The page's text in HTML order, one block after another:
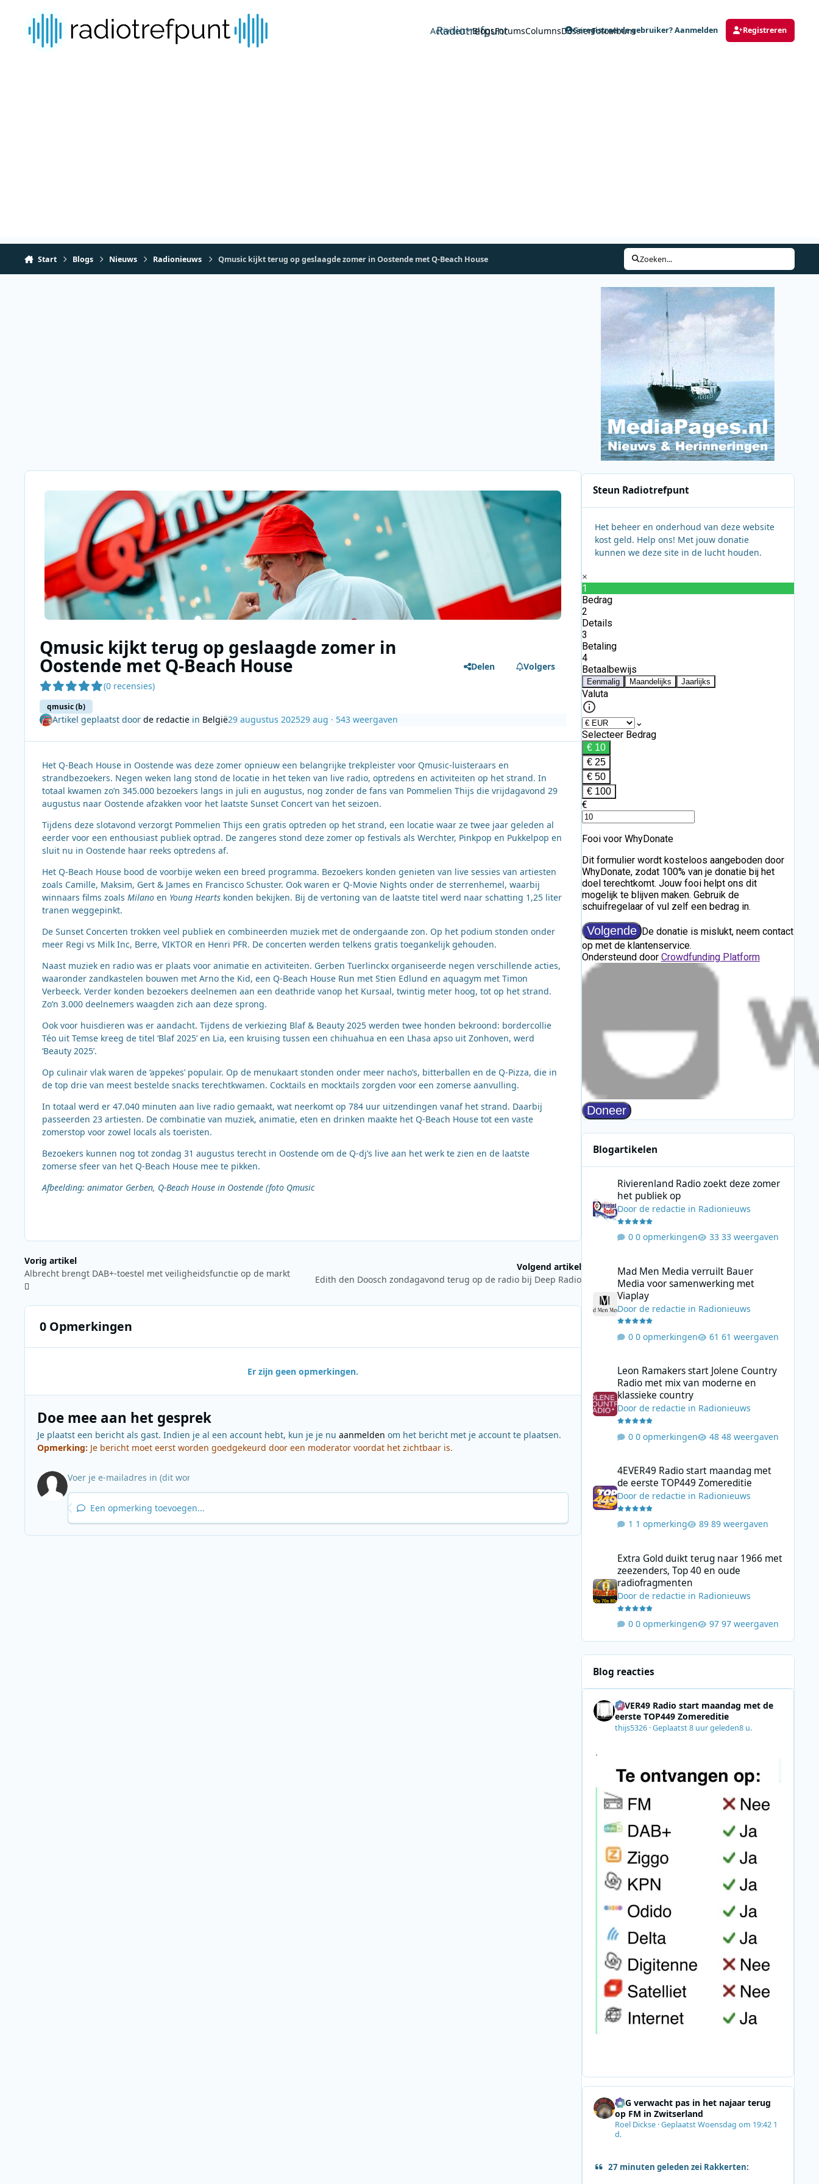
Radiotrefpunt
Activiteit BlogsForumsColumnsDossierFotoalbum
Geregistreerde gebruiker? Aanmelden Registreren
Start Blogs Nieuws Radionieuws Qmusic kijkt terug op geslaagde zomer in Oostende met Q-Beach House Zoeken...
Qmusic kijkt terug op geslaagde zomer in
Oostende met Q-Beach House
(0 recensies)
qmusic (b)
Delen Volgers
Artikel geplaatst door de redactiein België29 augustus 202529 aug · 543 weergaven
Het Q-Beach House in Oostende was deze zomer opnieuw een belangrijke trekpleister voor Qmusic-luisteraars en
strandbezoekers. Negen weken lang stond de locatie in het teken van live radio, optredens en activiteiten op het strand. In
totaal kwamen zo’n 345.000 bezoekers langs in juli en augustus, nog zonder de fans van Pommelien Thijs die vrijdagavond 29
augustus naar Oostende afzakken voor het laatste Sunset Concert van het seizoen.
Tijdens deze slotavond verzorgt Pommelien Thijs een gratis optreden op het strand, een locatie waar ze twee jaar geleden al
eerder voor een enthousiast publiek optrad. De zangeres stond deze zomer op festivals als Werchter, Pinkpop en Pukkelpop en
sluit nu in Oostende haar reeks optredens af.
Het Q-Beach House bood de voorbije weken een breed programma. Bezoekers konden genieten van live sessies van artiesten
zoals Camille, Maksim, Gert & James en Francisco Schuster. Ook waren er Q-Movie Nights onder de sterrenhemel, waarbij
winnaars films zoals Milano en Young Hearts konden bekijken. Bij de vertoning van de laatste titel werd naar schatting 1,25 liter
tranen weggepinkt.
De Sunset Concerten trokken veel publiek en combineerden muziek met de ondergaande zon. Op het podium stonden onder
meer Regi vs Milk Inc, Berre, VIKTOR en Henri PFR. De concerten werden telkens gratis toegankelijk gehouden.
Naast muziek en radio was er plaats voor animatie en activiteiten. Gerben Tuerlinckx organiseerde negen verschillende acties,
waaronder zandkastelen bouwen met Arno the Kid, een Q-Beach House Run met Stien Edlund en aquagym met Timon
Verbeeck. Verder konden bezoekers deelnemen aan een deathride vanop het Kursaal, twintig meter hoog, tot op het strand.
Zo’n 3.000 deelnemers waagden zich aan deze sprong.
Ook voor huisdieren was er aandacht. Tijdens de verkiezing Blaf & Beauty 2025 werden twee honden bekroond: bordercollie
Téo uit Temse kreeg de titel ‘Blaf 2025’ en Lia, een kruising tussen een chihuahua en een Lhasa apso uit Zonhoven, werd
‘Beauty 2025’.
Op culinair vlak waren de ‘appekes’ populair. Op de menukaart stonden onder meer nacho’s, bitterballen en de Q-Pizza, die in
de top drie van meest bestelde snacks terechtkwamen. Cocktails en mocktails zorgden voor een zomerse aanvulling.
In totaal werd er 47.040 minuten aan live radio gemaakt, wat neerkomt op 784 uur uitzendingen vanaf het strand. Daarbij
passeerden 23 artiesten. De combinatie van muziek, animatie, eten en drinken maakte het Q-Beach House tot een vaste
zomerstop voor zowel locals als toeristen.
Bezoekers kunnen nog tot zondag 31 augustus terecht in Oostende om de Q-dj’s live aan het werk te zien en de laatste
zomerse sfeer van het Q-Beach House mee te pikken.
Afbeelding: animator Gerben, Q-Beach House in Oostende (foto Qmusic
Vorig artikel
Albrecht brengt DAB+-toestel met veiligheidsfunctie op de markt
Volgend artikel
Edith den Doosch zondagavond terug op de radio bij Deep Radio
0 Opmerkingen
Er zijn geen opmerkingen.
Doe mee aan het gesprek
Je plaatst een bericht als gast. Indien je al een account hebt, kun je je nu aanmelden om het bericht met je account te plaatsen.
Opmerking: Je bericht moet eerst worden goedgekeurd door een moderator voordat het zichtbaar is.
Een opmerking toevoegen...
Steun Radiotrefpunt
Het beheer en onderhoud van deze website
kost geld. Help ons! Met jouw donatie
kunnen we deze site in de lucht houden.
Blogartikelen
Rivierenland Radio zoekt deze zomer
het publiek op
Door de redactiein Radionieuws
0 opmerkingen 33 weergaven
Mad Men Media verruilt Bauer
Media voor samenwerking met
Viaplay
Door de redactiein Radionieuws
0 opmerkingen 61 weergaven
Leon Ramakers start Jolene Country
Radio met mix van moderne en
klassieke country
Door de redactiein Radionieuws
0 opmerkingen 48 weergaven
4EVER49 Radio start maandag met
de eerste TOP449 Zomereditie
Door de redactiein Radionieuws
1 opmerking 89 weergaven
Extra Gold duikt terug naar 1966 met
zeezenders, Top 40 en oude
radiofragmenten
Door de redactiein Radionieuws
0 opmerkingen 97 weergaven
Blog reacties
4EVER49 Radio start maandag met de
eerste TOP449 Zomereditie
thijs5326·Geplaatst8 uur geleden8 u.
.
SRG verwacht pas in het najaar terug
op FM in Zwitserland
Roel Dickse·GeplaatstWoensdag om 19:42 1
d.
27 minuten geleden zei Rakkerten: